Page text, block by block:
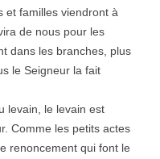
et familles viendront à
de nous pour les
dans les branches, plus
le Seigneur la fait
levain, le levain est
Comme les petits actes
renoncement qui font le